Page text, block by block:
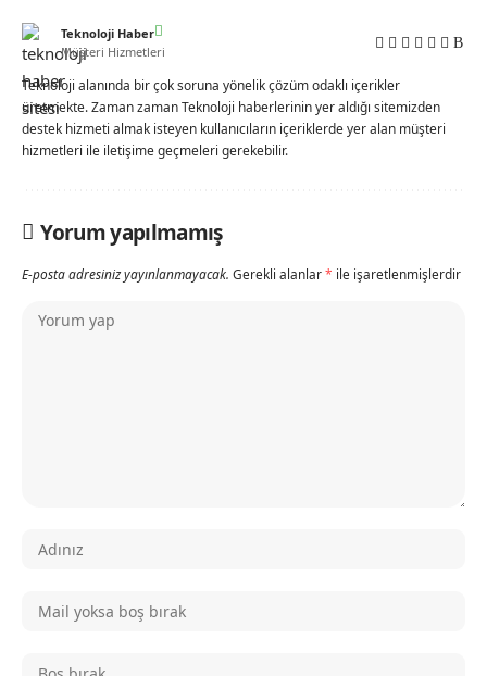
Teknoloji Haber
Müşteri Hizmetleri
Teknoloji alanında bir çok soruna yönelik çözüm odaklı içerikler
üretmekte. Zaman zaman Teknoloji haberlerinin yer aldığı sitemizden
destek hizmeti almak isteyen kullanıcıların içeriklerde yer alan müşteri
hizmetleri ile iletişime geçmeleri gerekebilir.
Yorum yapılmamış
E-posta adresiniz yayınlanmayacak. Gerekli alanlar* ile işaretlenmişlerdir